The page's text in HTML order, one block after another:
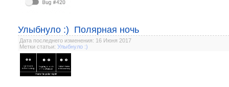
Улыбнуло :) Полярная ночь
Дата последнего изменения: 16 Июня 2017
Метки статьи: Улыбнуло :)